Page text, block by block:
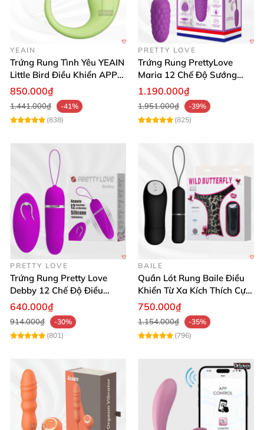
YEAIN
Trứng Rung Tình Yêu YEAIN
Little Bird Điều Khiển APP
Siêu Mạnh
850.000₫
1.441.000₫
-41%
(838)
PRETTY LOVE
Trứng Rung PrettyLove
Maria 12 Chế Độ Sướng
Mạnh Mẽ, Giảm Stress
1.190.000₫
1.951.000₫
-39%
(825)
PRETTY LOVE
Trứng Rung Pretty Love
Debby 12 Chế Độ Điều
Khiển Từ Xa Siêu Mượt
640.000₫
914.000₫
-30%
(801)
BAILE
Quần Lót Rung Baile Điều
Khiển Từ Xa Kích Thích Cực
Mạnh
750.000₫
1.154.000₫
-35%
(796)